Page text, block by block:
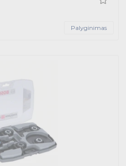
Palyginimas